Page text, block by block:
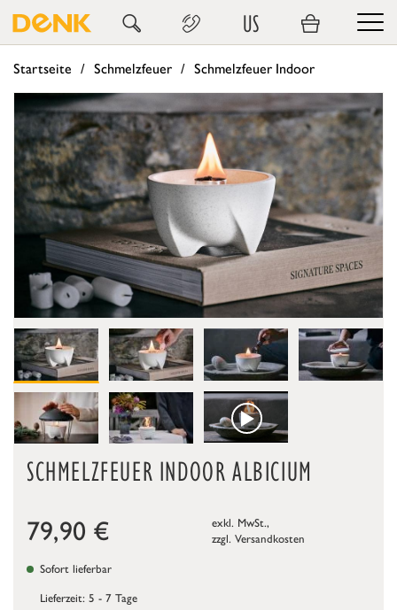
US
Startseite Schmelzfeuer Schmelzfeuer Indoor
SCHMELZFEUER INDOOR ALBICIUM
79,90 €
exkl. MwSt.,
zzgl. Versandkosten
Sofort lieferbar
Lieferzeit: 5 - 7 Tage